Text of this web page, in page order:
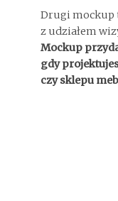
Drugi mockup
z udziałem
Mockup
gdy
czy sklepu